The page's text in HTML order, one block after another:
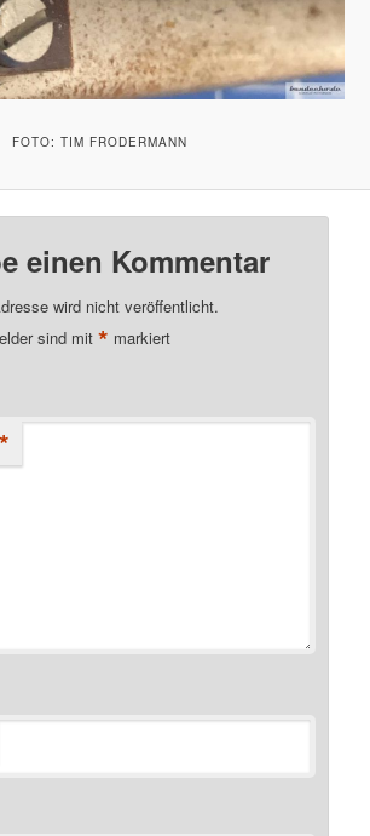
FOTO: TIM FRODERMANN
einen Kommentar
wird nicht veröffentlicht.
sind mit* markiert
*